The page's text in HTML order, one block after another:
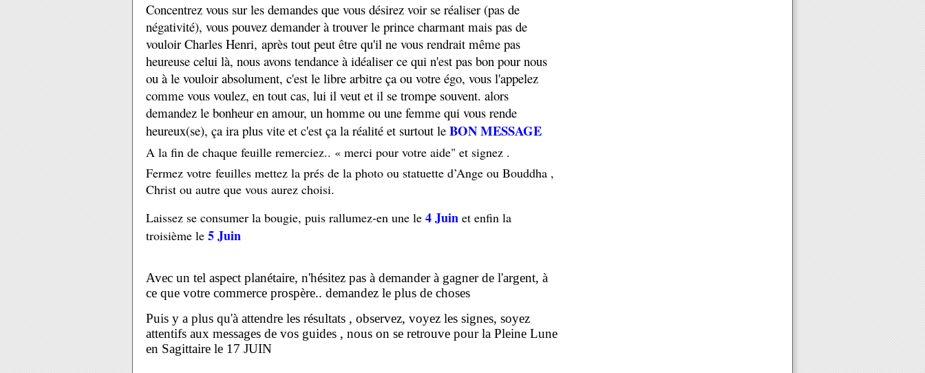
Concentrez vous sur les demandes que vous désirez voir se réaliser (pas de
négativité), vous pouvez demander à trouver le prince charmant mais pas de
vouloir Charles Henri, après tout peut être qu'il ne vous rendrait même pas
heureuse celui là, nous avons tendance à idéaliser ce qui n'est pas bon pour nous
ou à le vouloir absolument, c'est le libre arbitre ça ou votre égo, vous l'appelez
comme vous voulez, en tout cas, lui il veut et il se trompe souvent. alors
demandez le bonheur en amour, un homme ou une femme qui vous rende
heureux(se), ça ira plus vite et c'est ça la réalité et surtout le BON MESSAGE
A la fin de chaque feuille remerciez.. « merci pour votre aide" et signez .
Fermez votre feuilles mettez la prés de la photo ou statuette d’Ange ou Bouddha ,
Christ ou autre que vous aurez choisi.
Laissez se consumer la bougie, puis rallumez-en une le 4 Juin et enfin la
troisième le 5 Juin
Avec un tel aspect planétaire, n'hésitez pas à demander à gagner de l'argent, à
ce que votre commerce prospère.. demandez le plus de choses
Puis y a plus qu'à attendre les résultats , observez, voyez les signes, soyez
attentifs aux messages de vos guides , nous on se retrouve pour la Pleine Lune
en Sagittaire le 17 JUIN